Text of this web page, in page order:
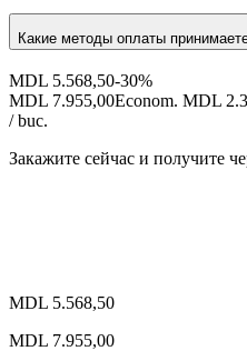
Какие методы оплаты
MDL 5.568,50-30%
MDL 7.955,00Econom. MDL
/ buc.
Закажите сейчас и получите
MDL 5.568,50
MDL 7.955,00